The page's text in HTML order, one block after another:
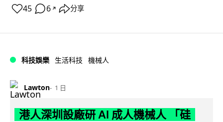
45 6 ↗ 分享
科技娛樂 生活科技 機械人
Lawton 1 日
港人深圳設廠研 AI 成人機械人 「硅